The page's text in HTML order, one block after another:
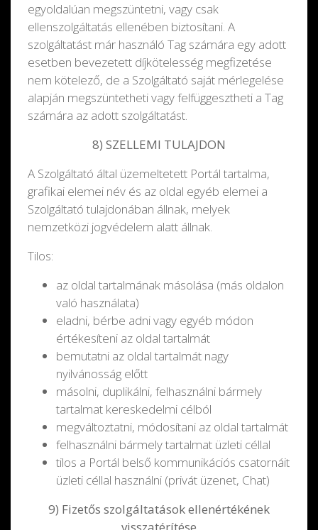
egyoldalúan megszüntetni, vagy csak
ellenszolgáltatás ellenében biztosítani. A
szolgáltatást már használó Tag számára egy adott
esetben bevezetett díjkötelesség megfizetése
nem kötelező, de a Szolgáltató saját mérlegelése
alapján megszüntetheti vagy felfüggesztheti a Tag
számára az adott szolgáltatást.
8) SZELLEMI TULAJDON
A Szolgáltató által üzemeltetett Portál tartalma,
grafikai elemei név és az oldal egyéb elemei a
Szolgáltató tulajdonában állnak, melyek
nemzetközi jogvédelem alatt állnak.
Tilos:
az oldal tartalmának másolása (más oldalon
való használata)
eladni, bérbe adni vagy egyéb módon
értékesíteni az oldal tartalmát
bemutatni az oldal tartalmát nagy
nyilvánosság előtt
másolni, duplikálni, felhasználni bármely
tartalmat kereskedelmi célból
megváltoztatni, módosítani az oldal tartalmát
felhasználni bármely tartalmat üzleti céllal
tilos a Portál belső kommunikációs csatornáit
üzleti céllal használni (privát üzenet, Chat)
9) Fizetős szolgáltatások ellenértékének